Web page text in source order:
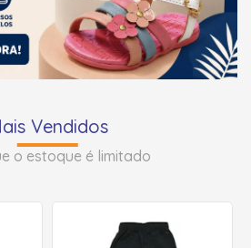
Vendidos
o estoque é limitado